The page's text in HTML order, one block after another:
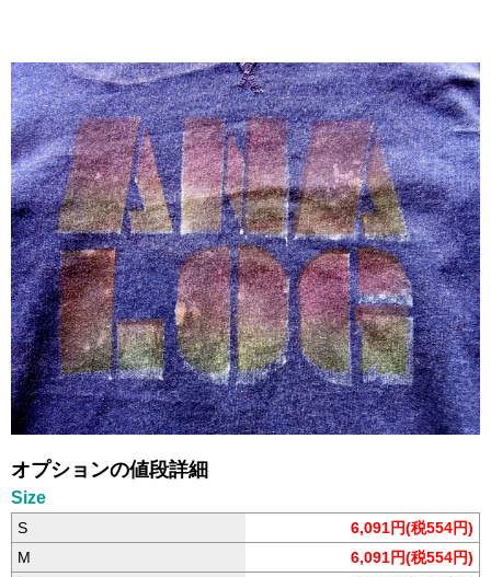
オプションの値段詳細
Size
S
6,091円(税554円)
M
6,091円(税554円)